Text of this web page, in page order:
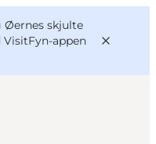
Øernes skjulte
appen